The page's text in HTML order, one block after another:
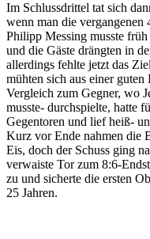
Im Schlussdrittel tat sich
wenn man die
Philipp Messing musste
und die Gäste drängten in
allerdings fehlte jetzt das
mühten sich aus einer
Vergleich zum Gegner, wo
musste- durchspielte, hatte
Gegentoren und lief heiß-
Kurz vor Ende nahmen die
Eis, doch der Schuss ging
verwaiste Tor zum 8:6-
zu und sicherte die ersten
25 Jahren.